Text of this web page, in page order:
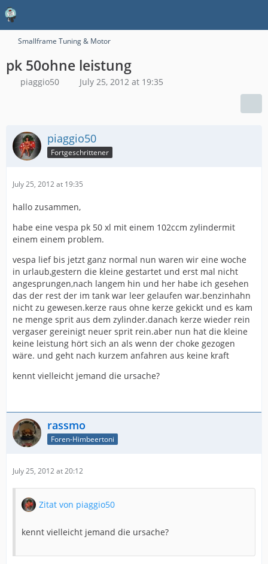
Smallframe Tuning & Motor
pk 50ohne leistung
piaggio50 July 25, 2012 at 19:35
piaggio50
Fortgeschrittener
July 25, 2012 at 19:35
hallo zusammen,
habe eine vespa pk 50 xl mit einem 102ccm zylindermit
einem einem problem.
vespa lief bis jetzt ganz normal nun waren wir eine woche
in urlaub,gestern die kleine gestartet und erst mal nicht
angesprungen,nach langem hin und her habe ich gesehen
das der rest der im tank war leer gelaufen war.benzinhahn
nicht zu gewesen.kerze raus ohne kerze gekickt und es kam
ne menge sprit aus dem zylinder.danach kerze wieder rein
vergaser gereinigt neuer sprit rein.aber nun hat die kleine
keine leistung hört sich an als wenn der choke gezogen
wäre. und geht nach kurzem anfahren aus keine kraft
kennt vielleicht jemand die ursache?
rassmo
Foren-Himbeertoni
July 25, 2012 at 20:12
Zitat von piaggio50
kennt vielleicht jemand die ursache?